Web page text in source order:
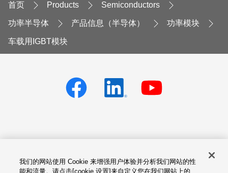
首页 Products Semiconductors
功率半导体 产品信息（半导体） 功率模块
车载用IGBT模块
Cookie设置 Site Map
我们的网站使用 Cookie 来增强用户体验并分析我们网站的性
能和流量。请点击[cookie 设置]来自定义您在我们网站上的